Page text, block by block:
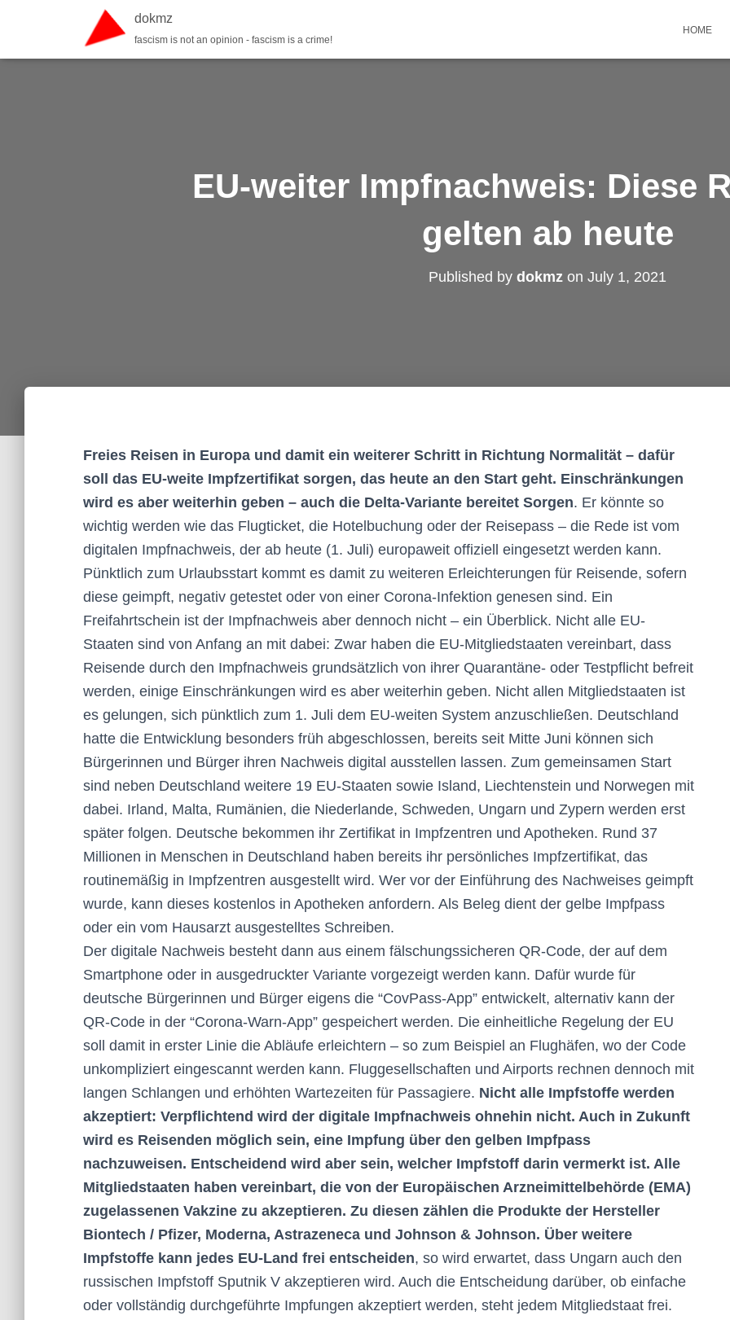
dokmz
fascism is not an opinion - fascism is a crime!
HOME
EU-weiter Impfnachweis: Diese
gelten ab heute
Published by dokmz on July 1, 2021
Freies Reisen in Europa und damit ein weiterer Schritt in Richtung Normalität – dafür
soll das EU-weite Impfzertifikat sorgen, das heute an den Start geht. Einschränkungen
wird es aber weiterhin geben – auch die Delta-Variante bereitet Sorgen. Er könnte so
wichtig werden wie das Flugticket, die Hotelbuchung oder der Reisepass – die Rede ist vom
digitalen Impfnachweis, der ab heute (1. Juli) europaweit offiziell eingesetzt werden kann.
Pünktlich zum Urlaubsstart kommt es damit zu weiteren Erleichterungen für Reisende, sofern
diese geimpft, negativ getestet oder von einer Corona-Infektion genesen sind. Ein
Freifahrtschein ist der Impfnachweis aber dennoch nicht – ein Überblick. Nicht alle EU-
Staaten sind von Anfang an mit dabei: Zwar haben die EU-Mitgliedstaaten vereinbart, dass
Reisende durch den Impfnachweis grundsätzlich von ihrer Quarantäne- oder Testpflicht befreit
werden, einige Einschränkungen wird es aber weiterhin geben. Nicht allen Mitgliedstaaten ist
es gelungen, sich pünktlich zum 1. Juli dem EU-weiten System anzuschließen. Deutschland
hatte die Entwicklung besonders früh abgeschlossen, bereits seit Mitte Juni können sich
Bürgerinnen und Bürger ihren Nachweis digital ausstellen lassen. Zum gemeinsamen Start
sind neben Deutschland weitere 19 EU-Staaten sowie Island, Liechtenstein und Norwegen mit
dabei. Irland, Malta, Rumänien, die Niederlande, Schweden, Ungarn und Zypern werden erst
später folgen. Deutsche bekommen ihr Zertifikat in Impfzentren und Apotheken. Rund 37
Millionen in Menschen in Deutschland haben bereits ihr persönliches Impfzertifikat, das
routinemäßig in Impfzentren ausgestellt wird. Wer vor der Einführung des Nachweises geimpft
wurde, kann dieses kostenlos in Apotheken anfordern. Als Beleg dient der gelbe Impfpass
oder ein vom Hausarzt ausgestelltes Schreiben.
Der digitale Nachweis besteht dann aus einem fälschungssicheren QR-Code, der auf dem
Smartphone oder in ausgedruckter Variante vorgezeigt werden kann. Dafür wurde für
deutsche Bürgerinnen und Bürger eigens die “CovPass-App” entwickelt, alternativ kann der
QR-Code in der “Corona-Warn-App” gespeichert werden. Die einheitliche Regelung der EU
soll damit in erster Linie die Abläufe erleichtern – so zum Beispiel an Flughäfen, wo der Code
unkompliziert eingescannt werden kann. Fluggesellschaften und Airports rechnen dennoch mit
langen Schlangen und erhöhten Wartezeiten für Passagiere. Nicht alle Impfstoffe werden
akzeptiert: Verpflichtend wird der digitale Impfnachweis ohnehin nicht. Auch in Zukunft
wird es Reisenden möglich sein, eine Impfung über den gelben Impfpass
nachzuweisen. Entscheidend wird aber sein, welcher Impfstoff darin vermerkt ist. Alle
Mitgliedstaaten haben vereinbart, die von der Europäischen Arzneimittelbehörde (EMA)
zugelassenen Vakzine zu akzeptieren. Zu diesen zählen die Produkte der Hersteller
Biontech / Pfizer, Moderna, Astrazeneca und Johnson & Johnson. Über weitere
Impfstoffe kann jedes EU-Land frei entscheiden, so wird erwartet, dass Ungarn auch den
russischen Impfstoff Sputnik V akzeptieren wird. Auch die Entscheidung darüber, ob einfache
oder vollständig durchgeführte Impfungen akzeptiert werden, steht jedem Mitgliedstaat frei.